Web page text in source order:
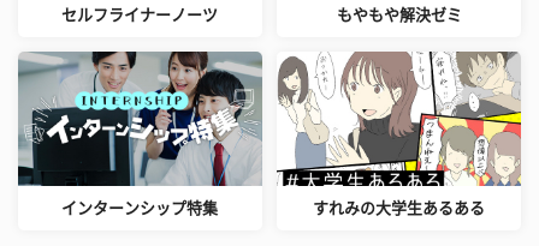
セルフライナーノーツ もやもや解決ゼミ
インターンシップ特集 すれみの大学生あるある